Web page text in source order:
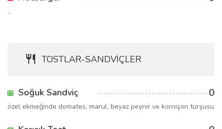
..
TOSTLAR-SANDVİÇLER
Soğuk Sandviç 0
özel ekmeğinde domates, marul, beyaz peynir ve kornişon turşusu